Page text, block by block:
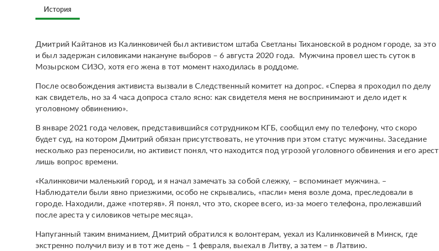
История
Дмитрий Кайтанов из Калинковичей был активистом штаба Светланы Тихановской в родном городе, за это
и был задержан силовиками накануне выборов – 6 августа 2020 года. Мужчина провел шесть суток в
Мозырском СИЗО, хотя его жена в тот момент находилась в роддоме.
После освобождения активиста вызвали в Следственный комитет на допрос. «Сперва я проходил по делу
как свидетель, но за 4 часа допроса стало ясно: как свидетеля меня не воспринимают и дело идет к
уголовному обвинению».
В январе 2021 года человек, представившийся сотрудником КГБ, сообщил ему по телефону, что скоро
будет суд, на котором Дмитрий обязан присутствовать, не уточнив при этом статус мужчины. Заседание
несколько раз переносили, но активист понял, что находится под угрозой уголовного обвинения и его арест
лишь вопрос времени.
«Калинковичи маленький город, и я начал замечать за собой слежку, – вспоминает мужчина. –
Наблюдатели были явно приезжими, особо не скрывались, «пасли» меня возле дома, преследовали в
городе. Находили, даже «потеряв». Я понял, что это, скорее всего, из-за моего телефона, пролежавший
после ареста у силовиков четыре месяца».
Напуганный таким вниманием, Дмитрий обратился к волонтерам, уехал из Калинковичей в Минск, где
экстренно получил визу и в тот же день – 1 февраля, выехал в Литву, а затем – в Латвию.